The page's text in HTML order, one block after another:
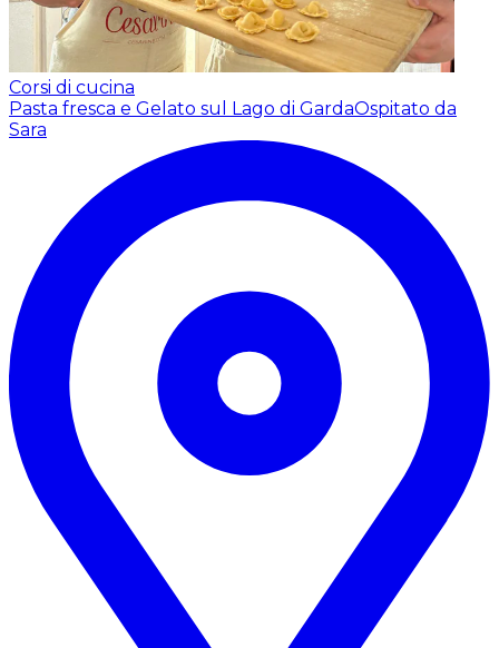
Corsi di cucina
Pasta fresca e Gelato sul Lago di GardaOspitato da
Sara